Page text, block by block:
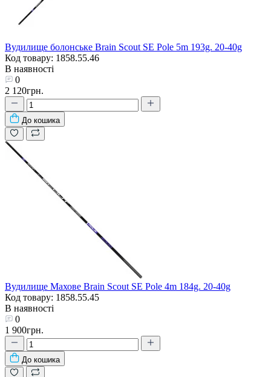
Вудилище болонське Brain Scout SE Pole 5m 193g. 20-40g
Код товару: 1858.55.46
В наявності
0
2 120грн.
До кошика
Вудилище Махове Brain Scout SE Pole 4m 184g. 20-40g
Код товару: 1858.55.45
В наявності
0
1 900грн.
До кошика